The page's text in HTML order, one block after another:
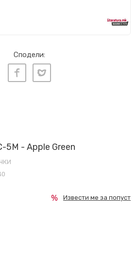
Сподели:
5M - Apple Green
Извести ме за попуст